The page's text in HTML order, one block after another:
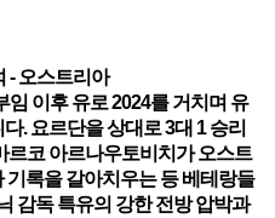
- 오스트리아
이후 유로 2024를 거치며 유
. 요르단을 상대로 3대 1 승리
르코 아르나우토비치가 오스트
기록을 갈아치우는 등 베테랑들
감독 특유의 강한 전방 압박과